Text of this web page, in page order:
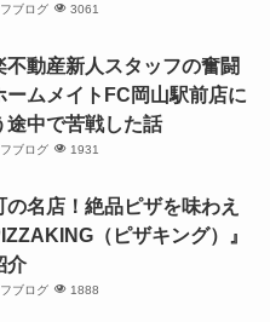
ブログ 3061
不動産新人スタッフの奮闘
ームメイトFC岡山駅前店に
途中で苦戦した話
ブログ 1931
の名店！絶品ピザを味わえ
（ピザキング）』
介
ブログ 1888